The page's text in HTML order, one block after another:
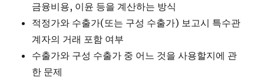
금융비용, 이윤 등을 계산하는 방식
적정가와 수출가(또는 구성 수출가) 보고시 특수관
계자의 거래 포함 여부
수출가와 구성 수출가 중 어느 것을 사용할지에 관
한 문제